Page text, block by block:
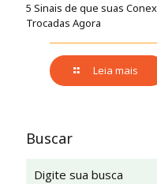
5 Sinais de que suas
Trocadas Agora
Leia mais
Buscar